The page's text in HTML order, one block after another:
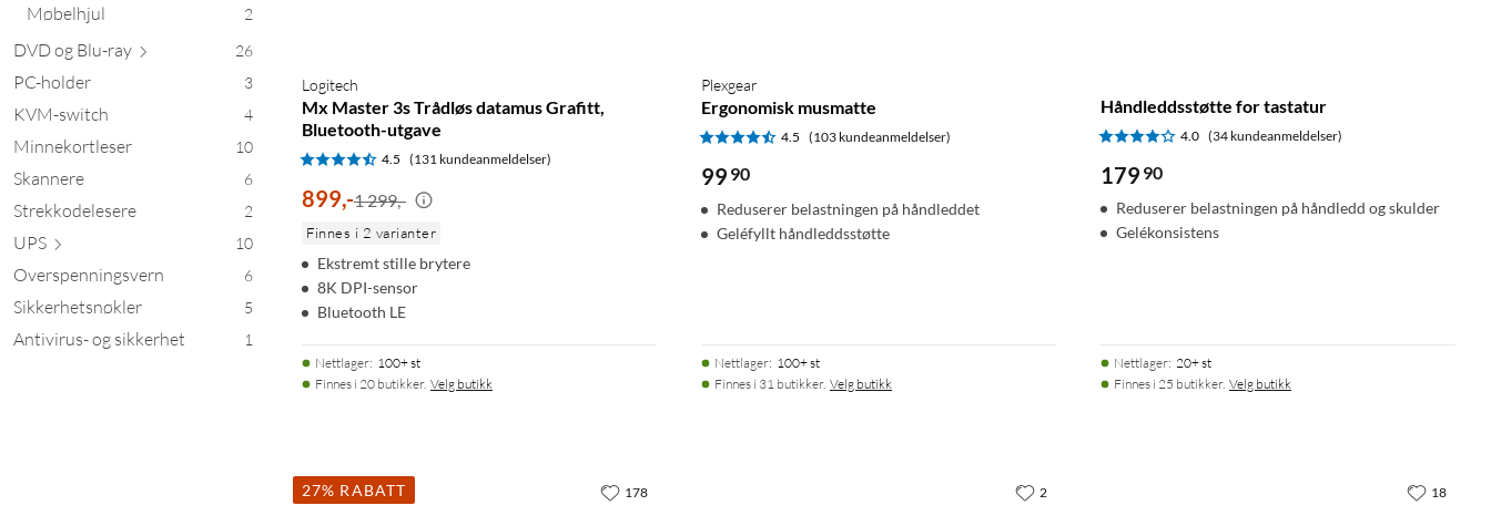
Møbelhjul 2
DVD og Blu-ray 26
PC-holder 3
KVM-switch 4
Minnekortleser 10
Skannere 6
Strekkodelesere 2
UPS 10
Overspenningsvern 6
Sikkerhetsnøkler 5
Antivirus- og sikkerhet 1
Logitech
Mx Master 3s Trådløs datamus Grafitt,
Bluetooth-utgave
4.5 (131 kundeanmeldelser)
899,-1 299,-
Finnes i 2 varianter
Ekstremt stille brytere
8K DPI-sensor
Bluetooth LE
Nettlager: 100+ st
Finnes i 20 butikker. Velg butikk
Plexgear
Ergonomisk musmatte
4.5 (103 kundeanmeldelser)
99 90
Reduserer belastningen på håndleddet
Geléfyllt håndleddsstøtte
Nettlager: 100+ st
Finnes i 31 butikker. Velg butikk
Håndleddsstøtte for tastatur
4.0 (34 kundeanmeldelser)
179 90
Reduserer belastningen på håndledd og skulder
Gelékonsistens
Nettlager: 20+ st
Finnes i 25 butikker. Velg butikk
27% RABATT 178 2 18